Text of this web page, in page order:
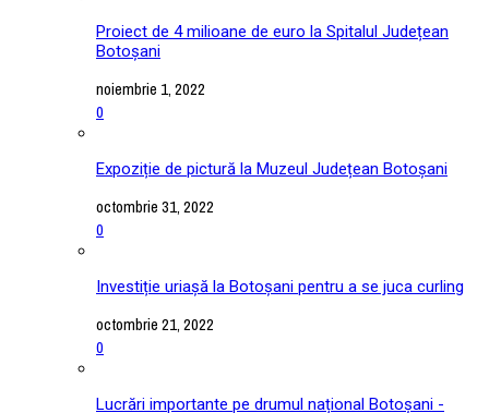
Proiect de 4 milioane de euro la Spitalul Județean
Botoșani
noiembrie 1, 2022
0
Expoziție de pictură la Muzeul Județean Botoșani
octombrie 31, 2022
0
Investiție uriașă la Botoșani pentru a se juca curling
octombrie 21, 2022
0
Lucrări importante pe drumul național Botoșani -